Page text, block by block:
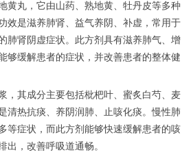
黄丸，它由山药、熟地黄、牡丹皮等多种
效是滋养肺肾、益气养阴、补虚，常用于
肺肾阴虚症状。此方剂具有滋养肺气、增
够缓解患者的症状，并改善患者的整体健
，其成分主要包括枇杷叶、蜜炙白芍、麦
清热抗痰、养阴润肺、止咳化痰。慢性肺
等症状，而此方剂能够快速缓解患者的咳
出，改善呼吸道通畅。